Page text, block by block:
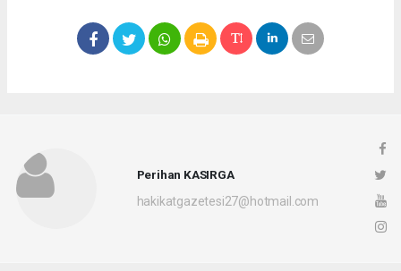
Perihan KASIRGA
hakikatgazetesi27@hotmail.com